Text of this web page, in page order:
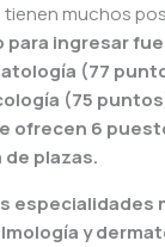
tienen muchos
para ingresar
(77
(75
ofrecen 6
plazas.
especialidades
y